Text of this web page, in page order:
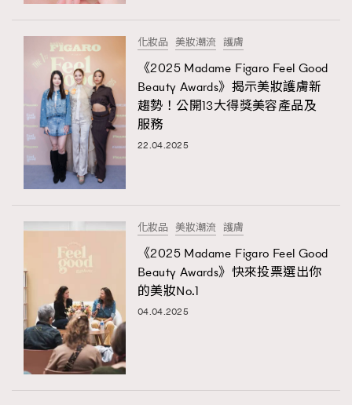
化妝品 美妝潮流 護膚
《2025 Madame Figaro Feel Good
Beauty Awards》揭示美妝護膚新
趨勢！公開13⼤得獎美容產品及
服務
22.04.2025
化妝品 美妝潮流 護膚
《2025 Madame Figaro Feel Good
Beauty Awards》快來投票選出你
的美妝No.1
04.04.2025